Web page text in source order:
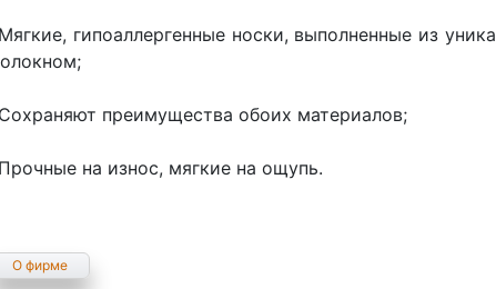
гипоаллергенные носки, выполненные из
преимущества обоих материалов;
на износ, мягкие на ощупь.
О фирме